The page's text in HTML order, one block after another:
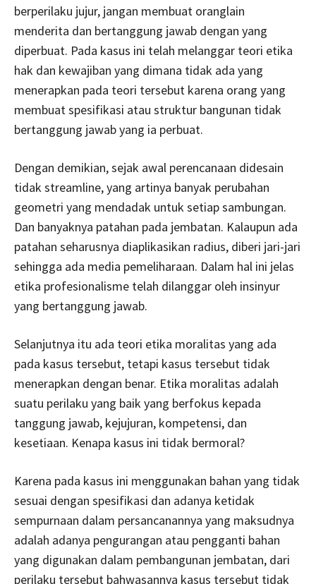
berperilaku jujur, jangan membuat oranglain
menderita dan bertanggung jawab dengan yang
diperbuat. Pada kasus ini telah melanggar teori etika
hak dan kewajiban yang dimana tidak ada yang
menerapkan pada teori tersebut karena orang yang
membuat spesifikasi atau struktur bangunan tidak
bertanggung jawab yang ia perbuat.
Dengan demikian, sejak awal perencanaan didesain
tidak streamline, yang artinya banyak perubahan
geometri yang mendadak untuk setiap sambungan.
Dan banyaknya patahan pada jembatan. Kalaupun ada
patahan seharusnya diaplikasikan radius, diberi jari-jari
sehingga ada media pemeliharaan. Dalam hal ini jelas
etika profesionalisme telah dilanggar oleh insinyur
yang bertanggung jawab.
Selanjutnya itu ada teori etika moralitas yang ada
pada kasus tersebut, tetapi kasus tersebut tidak
menerapkan dengan benar. Etika moralitas adalah
suatu perilaku yang baik yang berfokus kepada
tanggung jawab, kejujuran, kompetensi, dan
kesetiaan. Kenapa kasus ini tidak bermoral?
Karena pada kasus ini menggunakan bahan yang tidak
sesuai dengan spesifikasi dan adanya ketidak
sempurnaan dalam persancanannya yang maksudnya
adalah adanya pengurangan atau pengganti bahan
yang digunakan dalam pembangunan jembatan, dari
perilaku tersebut bahwasannya kasus tersebut tidak